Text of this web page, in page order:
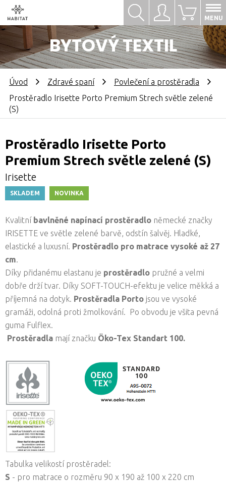
Přihlásit se
BYTOVÝ TEXTIL
0
MENU
Hledat
Úvod Zdravé spaní
Povlečení a prostěradla
Prostěradlo Irisette Porto Premium Strech světle zelené
(S)
Prostěradlo Irisette Porto
Premium Strech světle zelené (S)
Irisette
SKLADEM NOVINKA
Kvalitní bavlněné napínací prostěradlo německé značky
IRISETTE ve světle zelené barvě, odstín šalvěj. Hladké,
elastické a luxusní. Prostěradlo pro matrace vysoké až 27
cm.
Díky přidanému elastanu je prostěradlo pružné a velmi
dobře drží tvar. Díky SOFT-TOUCH-efektu je velice měkká a
příjemná na dotyk. Prostěradla Porto jsou ve vysoké
gramáži, odolná proti žmolkování. Po obvodu je všita pevná
guma Fulflex.
Prostěradla mají značku Öko-Tex Standart 100.
Tabulka velikostí prostěradel:
S - pro matrace o rozměru 90 x 190 až 100 x 220 cm